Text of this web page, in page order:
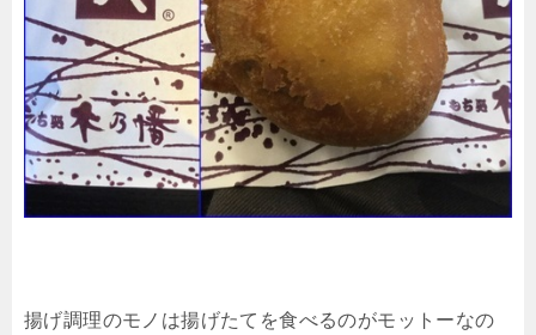
揚げ調理のモノは揚げたてを食べるのがモットーなの